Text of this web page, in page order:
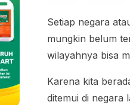
Setiap negara
mungkin belum
wilayahnya bisa
Karena kita
ditemui di negara